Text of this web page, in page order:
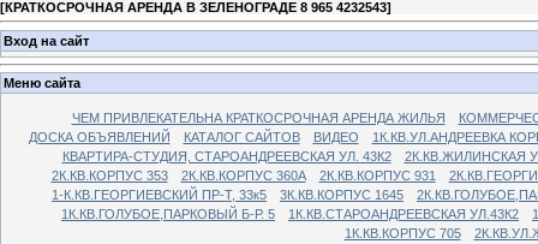
[КРАТКОСРОЧНАЯ АРЕНДА В ЗЕЛЕНОГРАДЕ 8 965 4232543]
Вход на сайт
Меню сайта
ЧЕМ ПРИВЛЕКАТЕЛЬНА КРАТКОСРОЧНАЯ АРЕНДА ЖИЛЬЯ
ДОСКА ОБЪЯВЛЕНИЙ
КАТАЛОГ САЙТОВ ВИДЕО
1К.КВ.УЛ.АНДРЕЕВКА
КВАРТИРА-СТУДИЯ, СТАРОАНДРЕЕВСКАЯ УЛ. 43К2
2К.КВ.ЖИЛИНСКАЯ
2К.КВ.КОРПУС 353
2К.КВ.КОРПУС 360А 2К.КВ.КОРПУС 931
1-К.КВ.ГЕОРГИЕВСКИЙ ПР-Т, 33к5
3К.КВ.КОРПУС 1645
1К.КВ.ГОЛУБОЕ,ПАРКОВЫЙ Б-Р. 5
1К.КВ.СТАРОАНДРЕЕВСКАЯ УЛ.43К2
1К.КВ.КОРПУС 705